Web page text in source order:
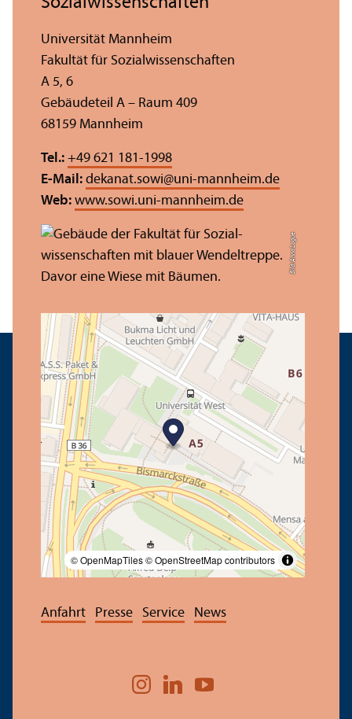
Bild: Anna Logue
© OpenMapTiles© OpenStreetMap contributors
Universität Mannheim
Fakultät für Sozial­wissenschaften
A 5, 6
Gebäudeteil A – Raum 409
68159 Mannheim
Tel.: +49 621 181-1998
E-Mail: dekanat.sowi@uni-mannheim.de
Web: www.sowi.uni-mannheim.de
Anfahrt Presse Service News